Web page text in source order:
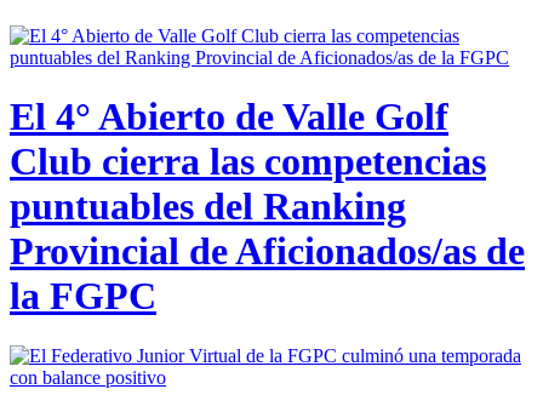
El 4° Abierto de Valle Golf
Club cierra las competencias
puntuables del Ranking
Provincial de Aficionados/as de
la FGPC